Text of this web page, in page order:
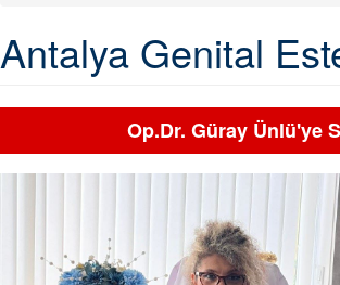
Antalya Genital
Op.Dr. Güray Ünlü'ye